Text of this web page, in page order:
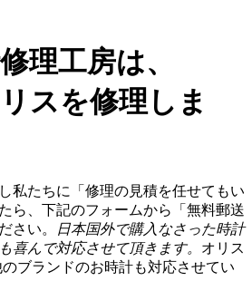
理工房は、
スを修理しま
私たちに「修理の見積を任せてもい
ら、下記のフォームから「無料郵送
さい。
日本国外で購入なさった時計
喜んで対応させて頂きます。 オリス
のブランドのお時計も対応させてい